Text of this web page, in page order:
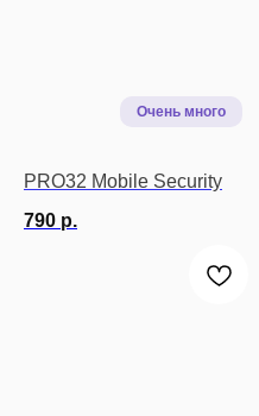
PRO32 Mobile Security
790 р.